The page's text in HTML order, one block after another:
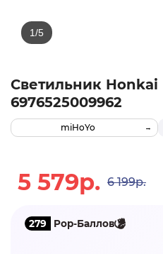
Светильник Honkai
6976525009962
miHoYo
5 579р. 6 199р.
279 Pop-Баллов